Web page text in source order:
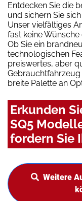
Entdecken Sie die
und sichern Sie
Unser vielfältiges
fast keine Wünsche
Ob Sie ein
technologischen
preiswertes, aber
Gebrauchtfahrzeug
breite Palette an
Erkunden
SQ5
fordern Sie
Weitere